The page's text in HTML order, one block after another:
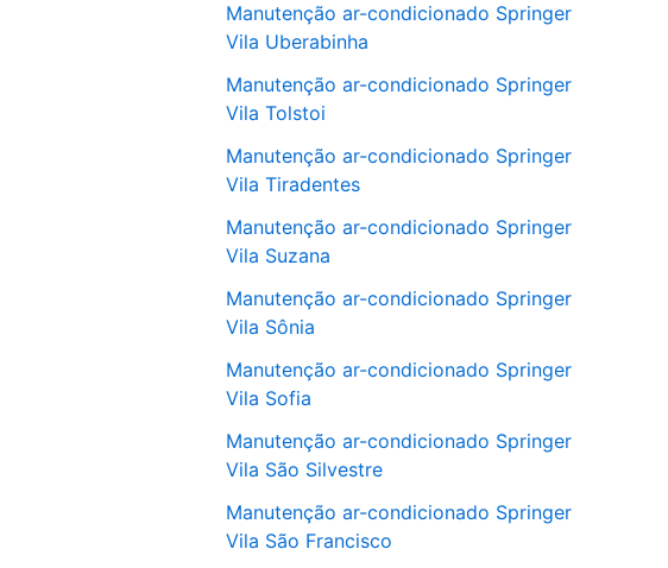
Manutenção ar-condicionado Springer
Vila Uberabinha
Manutenção ar-condicionado Springer
Vila Tolstoi
Manutenção ar-condicionado Springer
Vila Tiradentes
Manutenção ar-condicionado Springer
Vila Suzana
Manutenção ar-condicionado Springer
Vila Sônia
Manutenção ar-condicionado Springer
Vila Sofia
Manutenção ar-condicionado Springer
Vila São Silvestre
Manutenção ar-condicionado Springer
Vila São Francisco